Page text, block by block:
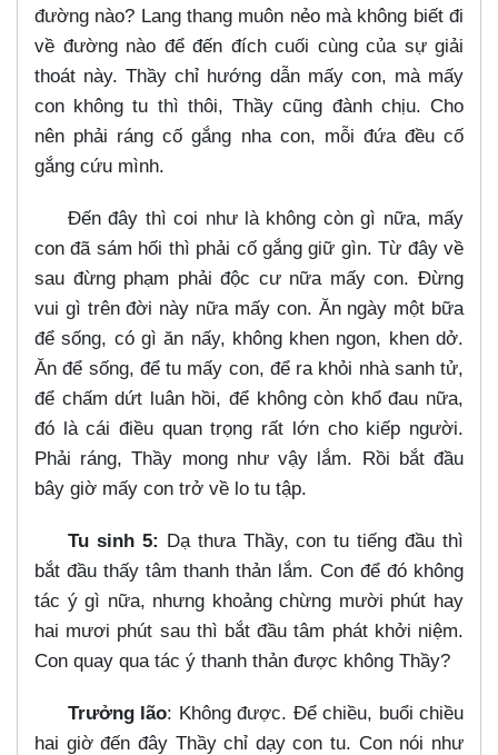
đường nào? Lang thang muôn nẻo mà không biết đi
về đường nào để đến đích cuối cùng của sự giải
thoát này. Thầy chỉ hướng dẫn mấy con, mà mấy
con không tu thì thôi, Thầy cũng đành chịu. Cho
nên phải ráng cố gắng nha con, mỗi đứa đều cố
gắng cứu mình.
Đến đây thì coi như là không còn gì nữa, mấy
con đã sám hối thì phải cố gắng giữ gìn. Từ đây về
sau đừng phạm phải độc cư nữa mấy con. Đừng
vui gì trên đời này nữa mấy con. Ăn ngày một bữa
để sống, có gì ăn nấy, không khen ngon, khen dở.
Ăn để sống, để tu mấy con, để ra khỏi nhà sanh tử,
để chấm dứt luân hồi, để không còn khổ đau nữa,
đó là cái điều quan trọng rất lớn cho kiếp người.
Phải ráng, Thầy mong như vậy lắm. Rồi bắt đầu
bây giờ mấy con trở về lo tu tập.
Tu sinh 5: Dạ thưa Thầy, con tu tiếng đầu thì
bắt đầu thấy tâm thanh thản lắm. Con để đó không
tác ý gì nữa, nhưng khoảng chừng mười phút hay
hai mươi phút sau thì bắt đầu tâm phát khởi niệm.
Con quay qua tác ý thanh thản được không Thầy?
Trưởng lão: Không được. Để chiều, buổi chiều
hai giờ đến đây Thầy chỉ dạy con tu. Con nói như